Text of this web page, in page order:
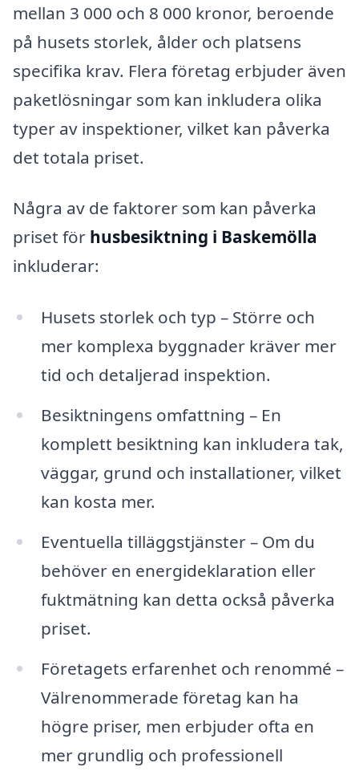
mellan 3 000 och 8 000 kronor, beroende
på husets storlek, ålder och platsens
specifika krav. Flera företag erbjuder även
paketlösningar som kan inkludera olika
typer av inspektioner, vilket kan påverka
det totala priset.
Några av de faktorer som kan påverka
priset för husbesiktning i Baskemölla
inkluderar:
Husets storlek och typ – Större och
mer komplexa byggnader kräver mer
tid och detaljerad inspektion.
Besiktningens omfattning – En
komplett besiktning kan inkludera tak,
väggar, grund och installationer, vilket
kan kosta mer.
Eventuella tilläggstjänster – Om du
behöver en energideklaration eller
fuktmätning kan detta också påverka
priset.
Företagets erfarenhet och renommé –
Välrenommerade företag kan ha
högre priser, men erbjuder ofta en
mer grundlig och professionell